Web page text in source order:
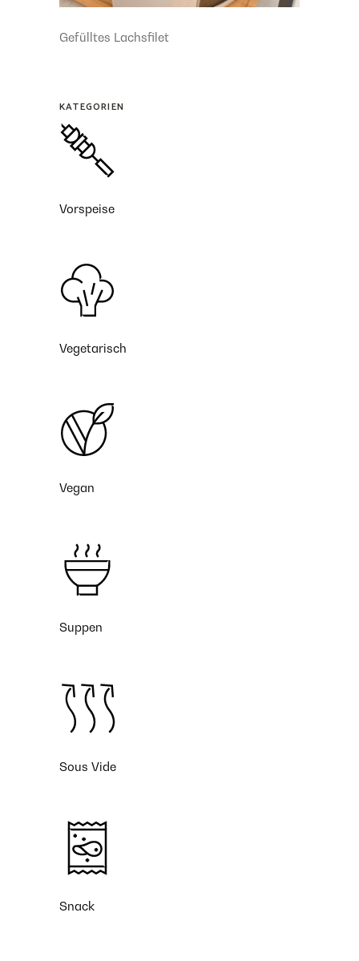
Gefülltes Lachsfilet
KATEGORIEN
Vorspeise
Vegetarisch
Vegan
Suppen
Sous Vide
Snack